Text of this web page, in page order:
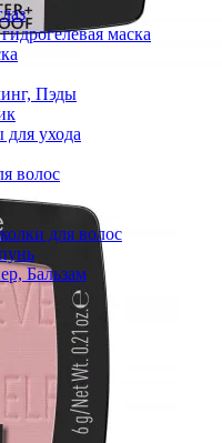
маска
Пэды
для ухода
волос
для волос
Бальзам